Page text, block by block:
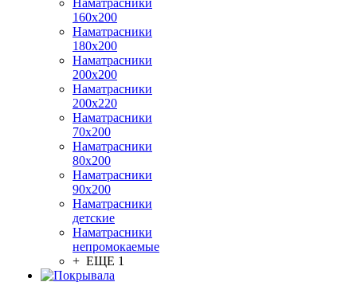
Наматрасники
160х200
Наматрасники
180х200
Наматрасники
200х200
Наматрасники
200х220
Наматрасники
70х200
Наматрасники
80х200
Наматрасники
90х200
Наматрасники
детские
Наматрасники
непромокаемые
+ ЕЩЕ 1